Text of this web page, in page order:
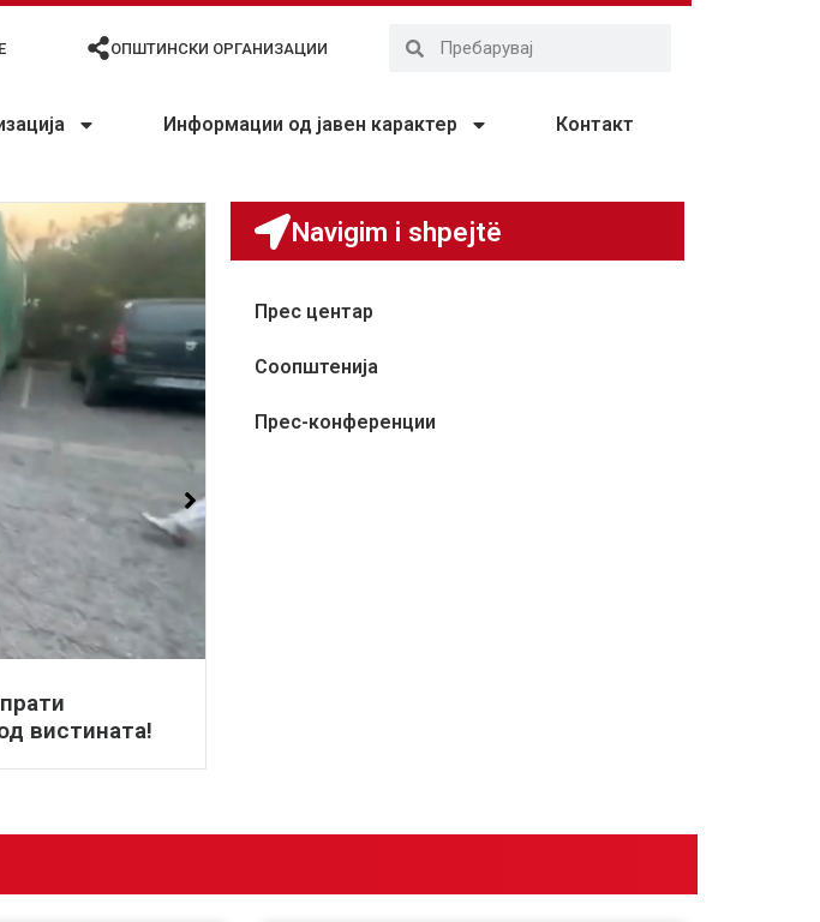
ОПШТИНСКИ ОРГАНИЗАЦИИ
Информации од јавен карактер Контакт
вистината!
Navigim i shpejtë
Прес центар
Соопштенија
Прес-конференции